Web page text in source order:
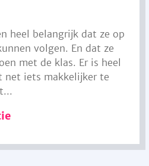
heel belangrijk dat ze op
volgen. En dat ze
met de klas. Er is heel
net iets makkelijker te